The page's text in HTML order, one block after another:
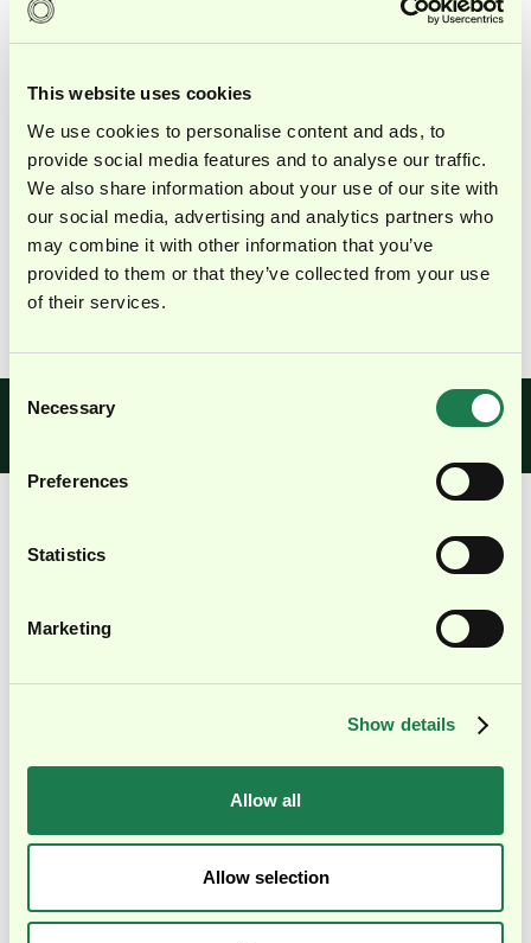
This website uses cookies
We use cookies to personalise content and ads, to
provide social media features and to analyse our traffic.
We also share information about your use of our site with
our social media, advertising and analytics partners who
may combine it with other information that you’ve
provided to them or that they’ve collected from your use
of their services.
Consent
Selection
Necessary
Preferences
Statistics
Marketing
Show details
Allow all
Allow selection
herunterladen
Profil
herunterladen
TRANSACTIONS
Bas Scheele
Managing Partner |
Mehr anzeigen ↓
Du willst Teil unseres Teams werden?
Karriere bei
...und das Gyroskop?
hinter unserer Bildmarke
Je schneller das Gyroskop sich dreht, desto stabiler
stabilisieren Unternehmen, ohne ihnen die
Geschwindigkeit zu nehmen, die sie zum Wachsen
Finanzielle Klarheit verstehen wir als Voraussetzung für